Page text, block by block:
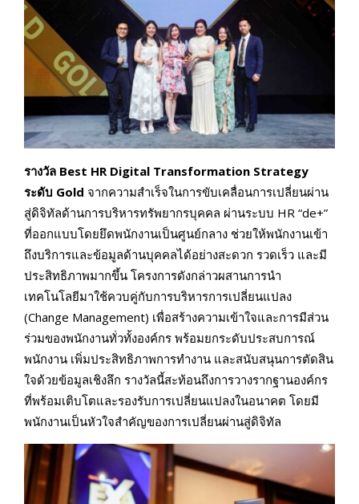
รางวัล Best HR Digital Transformation Strategy
ระดับ Gold จากความสำเร็จในการขับเคลื่อนการเปลี่ยนผ่าน
สู่ดิจิทัลด้านการบริหารทรัพยากรบุคคล ผ่านระบบ HR “de+”
ที่ออกแบบโดยยึดพนักงานเป็นศูนย์กลาง ช่วยให้พนักงานเข้า
ถึงบริการและข้อมูลด้านบุคคลได้อย่างสะดวก รวดเร็ว และมี
ประสิทธิภาพมากขึ้น โครงการดังกล่าวผสานการนำ
เทคโนโลยีมาใช้ควบคู่กับการบริหารการเปลี่ยนแปลง
(Change Management) เพื่อสร้างความเข้าใจและการมีส่วน
ร่วมของพนักงานทั่วทั้งองค์กร พร้อมยกระดับประสบการณ์
พนักงาน เพิ่มประสิทธิภาพการทำงาน และสนับสนุนการตัดสิน
ใจด้วยข้อมูลเชิงลึก รางวัลนี้สะท้อนถึงการวางรากฐานองค์กร
ที่พร้อมเติบโตและรองรับการเปลี่ยนแปลงในอนาคต โดยมี
พนักงานเป็นหัวใจสำคัญของการเปลี่ยนผ่านสู่ดิจิทัล